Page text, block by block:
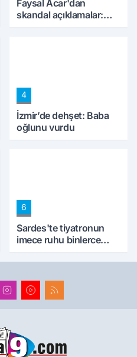
Faysal Acar'dan
skandal açıklamalar:
4
İzmir’de dehşet: Baba
oğlunu vurdu
6
Sardes'te tiyatronun
imece ruhu binlerce